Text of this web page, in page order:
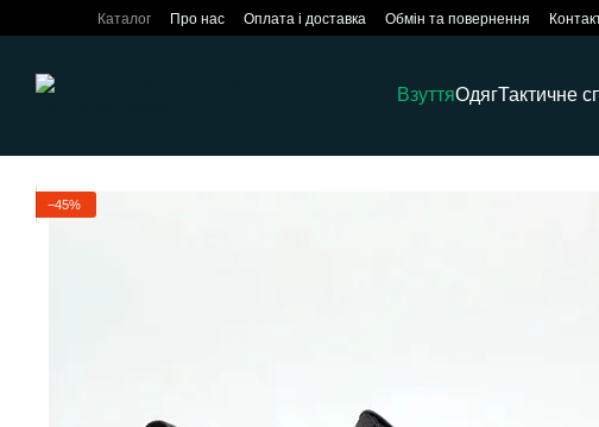
Перейти до основного контенту
Каталог Про нас Оплата і доставка Обмін та повернення
ВзуттяОдягТактичне
−45%